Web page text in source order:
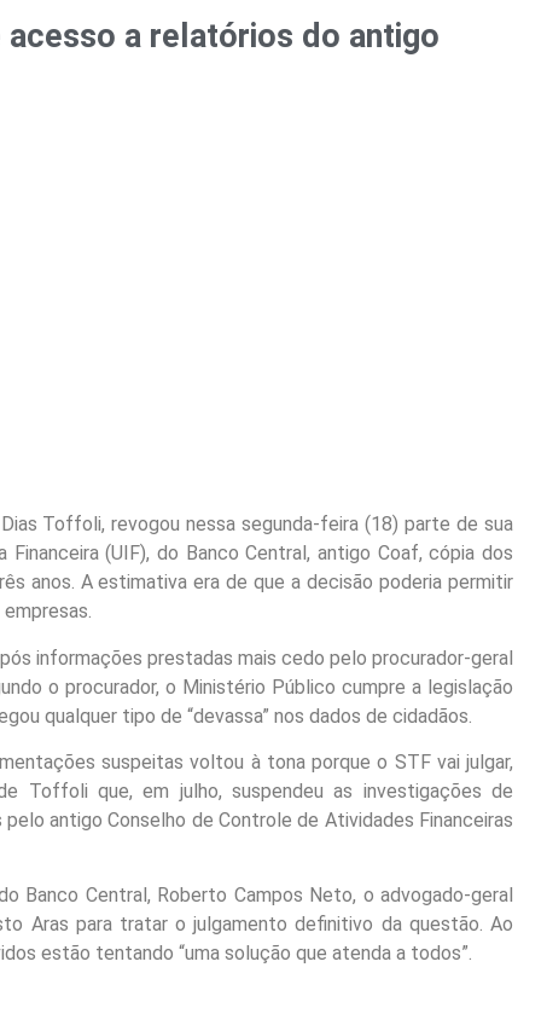
a relatórios do antigo
Toffoli, revogou nessa segunda-feira (18) parte de sua
(UIF), do Banco Central, antigo Coaf, cópia dos
anos. A estimativa era de que a decisão poderia permitir
informações prestadas mais cedo pelo procurador-geral
o procurador, o Ministério Público cumpre a legislação
qualquer tipo de “devassa” nos dados de cidadãos.
suspeitas voltou à tona porque o STF vai julgar,
Toffoli que, em julho, suspendeu as investigações de
antigo Conselho de Controle de Atividades Financeiras
Banco Central, Roberto Campos Neto, o advogado-geral
Aras para tratar o julgamento definitivo da questão. Ao
estão tentando “uma solução que atenda a todos”.